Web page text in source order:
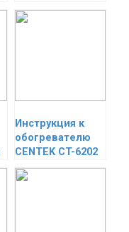
Инструкция к
обогревателю
CENTEK CT-6202